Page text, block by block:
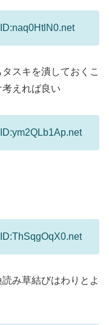
スキを潰しておくこ
えれば良い
み草結びはわりとよ